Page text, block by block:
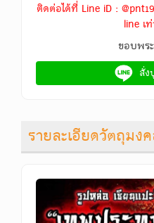
ติดต่อได้ที่ Line iD :
line เ
ขอบพร
สั่ง
รายละเอียดวัตถุมง